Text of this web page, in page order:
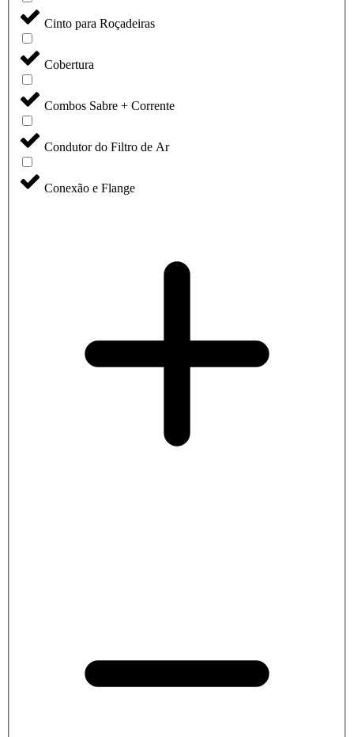
Cinto para Roçadeiras
Cobertura
Combos Sabre + Corrente
Condutor do Filtro de Ar
Conexão e Flange